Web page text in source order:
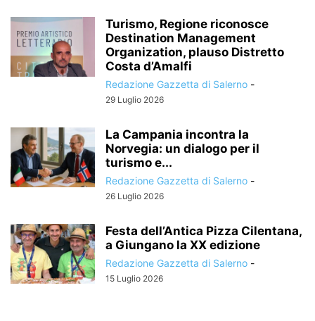
Turismo, Regione riconosce
Destination Management
Organization, plauso Distretto
Costa d’Amalfi
Redazione Gazzetta di Salerno -
29 Luglio 2026
La Campania incontra la
Norvegia: un dialogo per il
turismo e...
Redazione Gazzetta di Salerno -
26 Luglio 2026
Festa dell’Antica Pizza Cilentana,
a Giungano la XX edizione
Redazione Gazzetta di Salerno -
15 Luglio 2026